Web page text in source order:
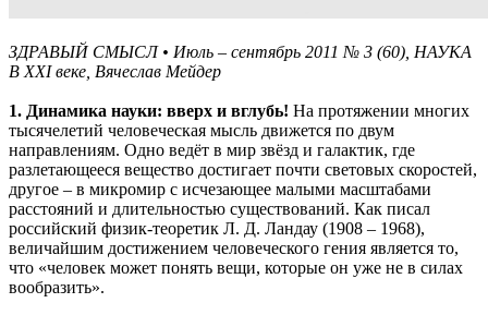
ЗДРАВЫЙ СМЫСЛ • Июль – сентябрь 2011 № 3 (60), НАУКА
В XXI веке, Вячеслав Мейдер
1. Динамика науки: вверх и вглубь! На протяжении многих
тысячелетий человеческая мысль движется по двум
направлениям. Одно ведёт в мир звёзд и галактик, где
разлетающееся вещество достигает почти световых скоростей,
другое – в микромир с исчезающее малыми масштабами
расстояний и длительностью существований. Как писал
российский физик-теоретик Л. Д. Ландау (1908 – 1968),
величайшим достижением человеческого гения является то,
что «человек может понять вещи, которые он уже не в силах
вообразить».